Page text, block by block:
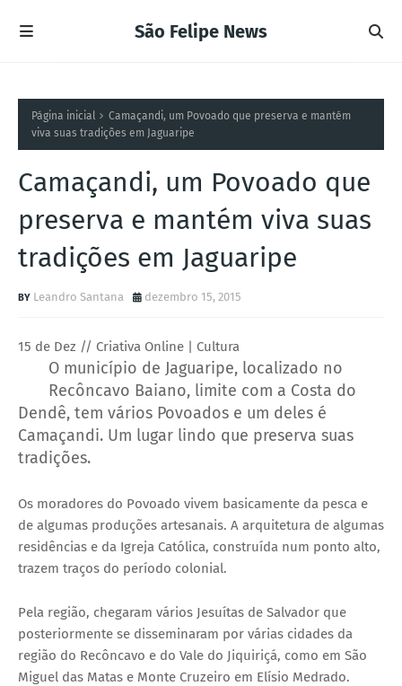
São Felipe News
Página inicial
Camaçandi, um Povoado que preserva e mantém
viva suas tradições em Jaguaripe
Camaçandi, um Povoado que
preserva e mantém viva suas
tradições em Jaguaripe
Leandro Santana dezembro 15, 2015
15 de Dez // Criativa Online | Cultura
O município de Jaguaripe, localizado no
Recôncavo Baiano, limite com a Costa do
Dendê, tem vários Povoados e um deles é
Camaçandi. Um lugar lindo que preserva suas
tradições.
Os moradores do Povoado vivem basicamente da pesca e
de algumas produções artesanais. A arquitetura de algumas
residências e da Igreja Católica, construída num ponto alto,
trazem traços do período colonial.
Pela região, chegaram vários Jesuítas de Salvador que
posteriormente se disseminaram por várias cidades da
região do Recôncavo e do Vale do Jiquiriçá, como em São
Miguel das Matas e Monte Cruzeiro em Elísio Medrado.